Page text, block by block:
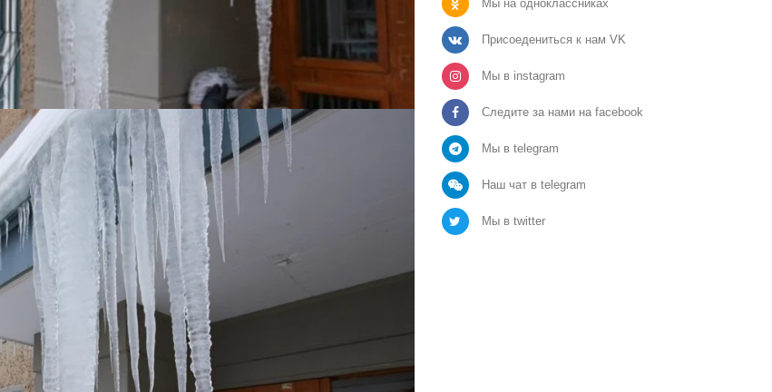
Мы на одноклассниках
Присоедениться к нам VK
Мы в instagram
Следите за нами на facebook
Мы в telegram
Наш чат в telegram
Мы в twitter